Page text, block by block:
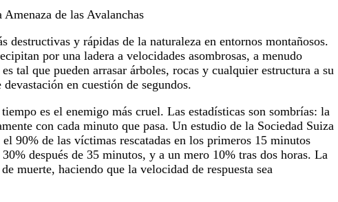
de las Avalanchas
destructivas y rápidas de la naturaleza en entornos montañosos.
por una ladera a velocidades asombrosas, a menudo
tal que pueden arrasar árboles, rocas y cualquier estructura a su
en cuestión de segundos.
es el enemigo más cruel. Las estadísticas son sombrías: la
con cada minuto que pasa. Un estudio de la Sociedad Suiza
90% de las víctimas rescatadas en los primeros 15 minutos
después de 35 minutos, y a un mero 10% tras dos horas. La
muerte, haciendo que la velocidad de respuesta sea